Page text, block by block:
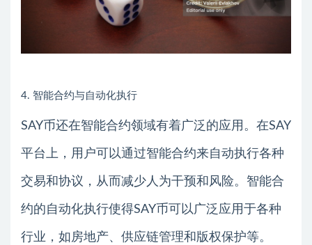
4. 智能合约与自动化执行
SAY币还在智能合约领域有着广泛的应用。在SAY
平台上，用户可以通过智能合约来自动执行各种
交易和协议，从而减少人为干预和风险。智能合
约的自动化执行使得SAY币可以广泛应用于各种
行业，如房地产、供应链管理和版权保护等。